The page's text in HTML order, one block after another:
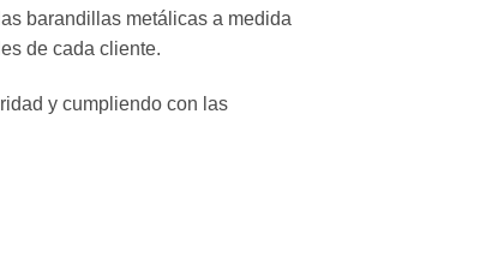
barandillas metálicas a medida
de cada cliente.
y cumpliendo con las